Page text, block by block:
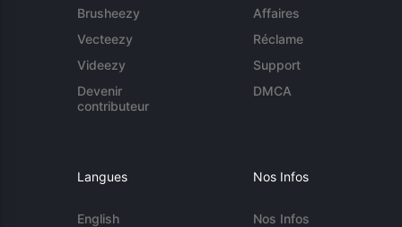
Brusheezy
Vecteezy
Videezy
Devenir
contributeur
Affaires
Réclame
Support
DMCA
Langues
English
Nos Infos
Nos Infos